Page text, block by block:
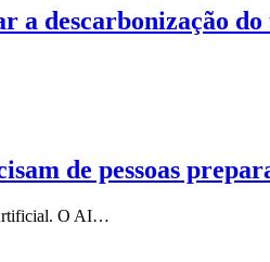
a descarbonização
de pessoas
Artificial. O AI…